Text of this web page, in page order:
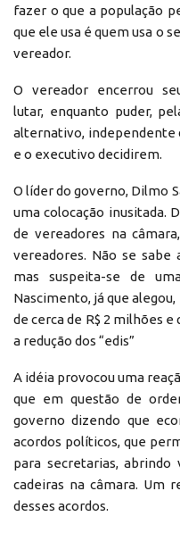
fazer o que a população
que ele usa é quem usa o
vereador.
O vereador encerrou
lutar, enquanto puder,
alternativo, independente
e o executivo decidirem.
O líder do governo, Dilmo
uma colocação inusitada.
de vereadores na
vereadores. Não se sabe
mas suspeita-se de
Nascimento, já que
de cerca de R$ 2 milhões
a redução dos “edis”
A idéia provocou uma
que em questão de
governo dizendo que
acordos políticos, que
para secretarias, abrindo
cadeiras na câmara. Um
desses acordos.